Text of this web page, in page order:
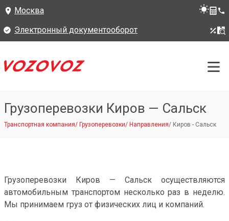
Москва
Электронный документооборот
Грузоперевозки Киров — Сальск
Транспортная компания/ Грузоперевозки/ Направления/ Киров - Сальск
Грузоперевозки Киров — Сальск осуществляются
автомобильным транспортом несколько раз в неделю.
Мы принимаем груз от физических лиц и компаний.